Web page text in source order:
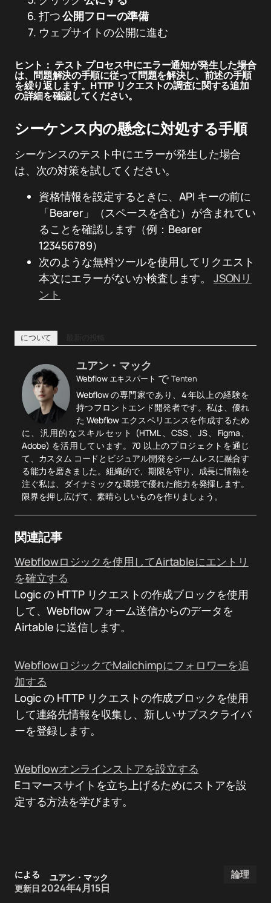
打つ公開フローの準備
ウェブサイトの公開に進む
ヒント： テスト プロセス中にエラー通知が発生した場合
は、問題解決の手順に従って問題を解決し、前述の手順
を繰り返します。HTTP リクエストの調査に関する追加
の詳細を確認してください。
シーケンス内の懸念に対処する手順
シーケンスのテスト中にエラーが発生した場合
は、次の対策を試してください。
資格情報を設定するときに、API キーの前に
「Bearer」（スペースを含む）が含まれてい
ることを確認します（例：Bearer
123456789）
次のような無料ツールを使用してリクエスト
本文にエラーがないか検査します。 JSONリ
ント
について 最新の投稿
ユアン・マック
Webflow エキスパート でTenten
Webflow の専門家であり、4 年以上の経験を
持つフロントエンド開発者です。私は、優れ
た Webflow エクスペリエンスを作成するため
に、汎用的なスキルセット (HTML、CSS、JS、Figma、
Adobe) を活用しています。70 以上のプロジェクトを通じ
て、カスタム コードとビジュアル開発をシームレスに融合す
る能力を磨きました。組織的で、期限を守り、成長に情熱を
注ぐ私は、ダイナミックな環境で優れた能力を発揮します。
限界を押し広げて、素晴らしいものを作りましょう。
関連記事
Webflowロジックを使用してAirtableにエントリ
を確立する
Logic の HTTP リクエストの作成ブロックを使用
して、Webflow フォーム送信からのデータを
Airtable に送信します。
WebflowロジックでMailchimpにフォロワーを追
加する
Logic の HTTP リクエストの作成ブロックを使用
して連絡先情報を収集し、新しいサブスクライバ
ーを登録します。
Webflowオンラインストアを設立する
Eコマースサイトを立ち上げるためにストアを設
定する方法を学びます。
による
ユアン・マック
更新日 2024年4月15日
論理